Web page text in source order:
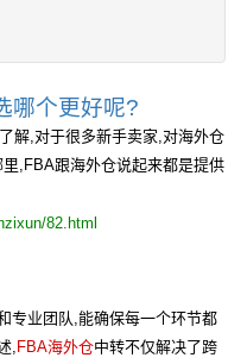
哪个更好呢?
解,对于很多新手卖家,对海外仓
,FBA跟海外仓说起来都是提供
82.html
专业团队,能确保每一个环节都
,FBA海外仓中转不仅解决了跨